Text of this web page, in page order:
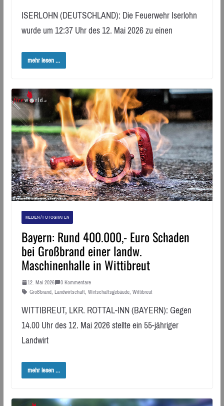
ISERLOHN (DEUTSCHLAND): Die Feuerwehr Iserlohn
wurde um 12:37 Uhr des 12. Mai 2026 zu einen
mehr lesen ...
MEDIEN / FOTOGRAFEN
Bayern: Rund 400.000,- Euro Schaden
bei Großbrand einer landw.
Maschinenhalle in Wittibreut
12. Mai 2026
0 Kommentare
Großbrand, Landwirtschaft, Wirtschaftsgebäude, Wittibreut
WITTIBREUT, LKR. ROTTAL-INN (BAYERN): Gegen
14.00 Uhr des 12. Mai 2026 stellte ein 55-jähriger
Landwirt
mehr lesen ...